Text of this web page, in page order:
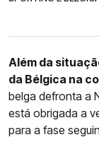
Além da
da Bélgica na
belga defronta a
está obrigada a
para a fase